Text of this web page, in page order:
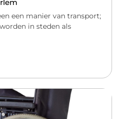
een manier van transport;
in steden als